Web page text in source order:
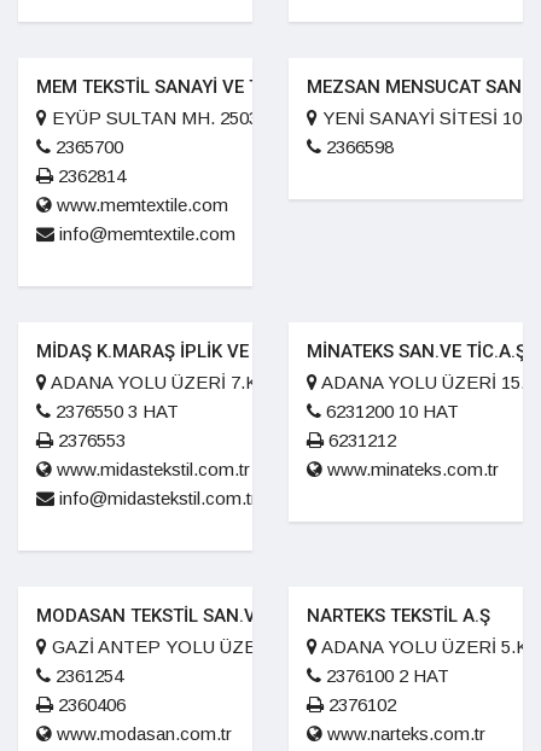
MEM TEKSTİL SANAYİ VE TİCARET A.Ş
EYÜP SULTAN MH. 25032.SK. 14/A
2365700
2362814
www.memtextile.com
info@memtextile.com
MEZSAN MENSUCAT SAN.
YENİ SANAYİ SİTESİ 10.
2366598
MİDAŞ K.MARAŞ İPLİK VE DOKUMA SAN.A.Ş
ADANA YOLU ÜZERİ 7.KM.
2376550 3 HAT
2376553
www.midastekstil.com.tr
info@midastekstil.com.tr
MİNATEKS SAN.VE TİC.A.Ş
ADANA YOLU ÜZERİ
6231200 10 HAT
6231212
www.minateks.com.tr
MODASAN TEKSTİL SAN.VE TİC.A.Ş
GAZİ ANTEP YOLU ÜZERİ 2. KM.
2361254
2360406
www.modasan.com.tr
NARTEKS TEKSTİL A.Ş
ADANA YOLU ÜZERİ
2376100 2 HAT
2376102
www.narteks.com.tr